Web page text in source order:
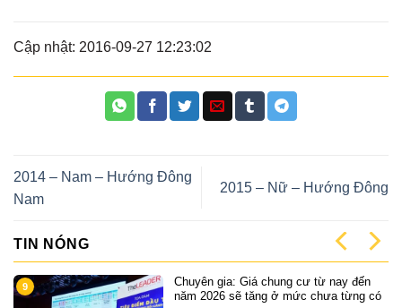
Cập nhật: 2016-09-27 12:23:02
2014 – Nam – Hướng Đông
Nam
2015 – Nữ – Hướng Đông
TIN NÓNG
1
Cặp Nhà phố sát
chỉ hơn 16 tỷ
chung cư từ nay đến
ở mức chưa từng có